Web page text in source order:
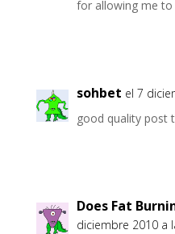
for allowing me
sohbet el 7
good quality post
Does Fat
diciembre 2010 a